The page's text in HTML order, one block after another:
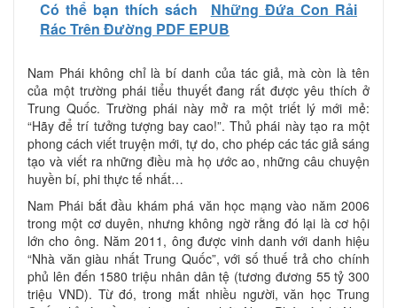
Có thể bạn thích sách
Những Đứa Con Rải
Rác Trên Đường PDF EPUB
Nam Phái không chỉ là bí danh của tác giả, mà còn là tên
của một trường phái tiểu thuyết đang rất được yêu thích ở
Trung Quốc. Trường phái này mở ra một triết lý mới mẻ:
“Hãy để trí tưởng tượng bay cao!”. Thủ phái này tạo ra một
phong cách viết truyện mới, tự do, cho phép các tác giả sáng
tạo và viết ra những điều mà họ ước ao, những câu chuyện
huyền bí, phi thực tế nhất…
Nam Phái bắt đầu khám phá văn học mạng vào năm 2006
trong một cơ duyên, nhưng không ngờ rằng đó lại là cơ hội
lớn cho ông. Năm 2011, ông được vinh danh với danh hiệu
“Nhà văn giàu nhất Trung Quốc”, với số thuế trả cho chính
phủ lên đến 1580 triệu nhân dân tệ (tương đương 55 tỷ 300
triệu VND). Từ đó, trong mắt nhiều người, văn học Trung